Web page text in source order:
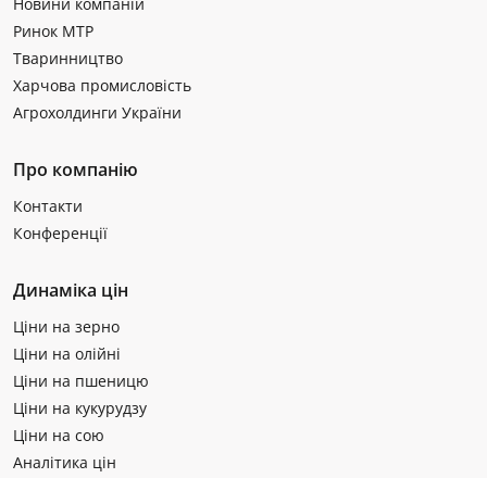
Новини компаній
Ринок МТР
Тваринництво
Харчова промисловість
Агрохолдинги України
Про компанію
Контакти
Конференції
Динаміка цін
Ціни на зерно
Ціни на олійні
Ціни на пшеницю
Ціни на кукурудзу
Ціни на сою
Аналітика цін